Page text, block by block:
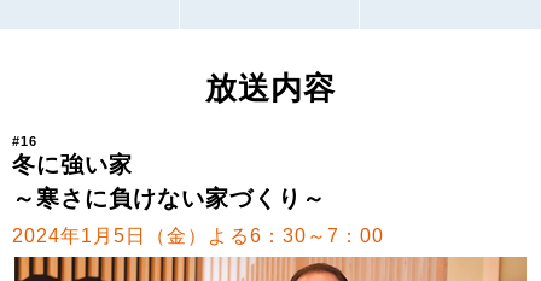
放送内容
#16
冬に強い家
～寒さに負けない家づくり～
2024年1月5日（金）よる6：30～7：00